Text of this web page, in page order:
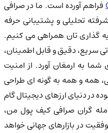
آورده است. ما در صرافی
تحلیلی و پشتیبانی حرفه
گذاری تان همراهی می کنیم.
سریع، دقیق و قابل اطمینان،
شما به ارمغان آورد. از امنیت
همه و همه به گونه ای طراحی
در دنیای ارزهای دیجیتال گام
گران صرافی کیف پول من،
در بازارهای جهانی خواهد